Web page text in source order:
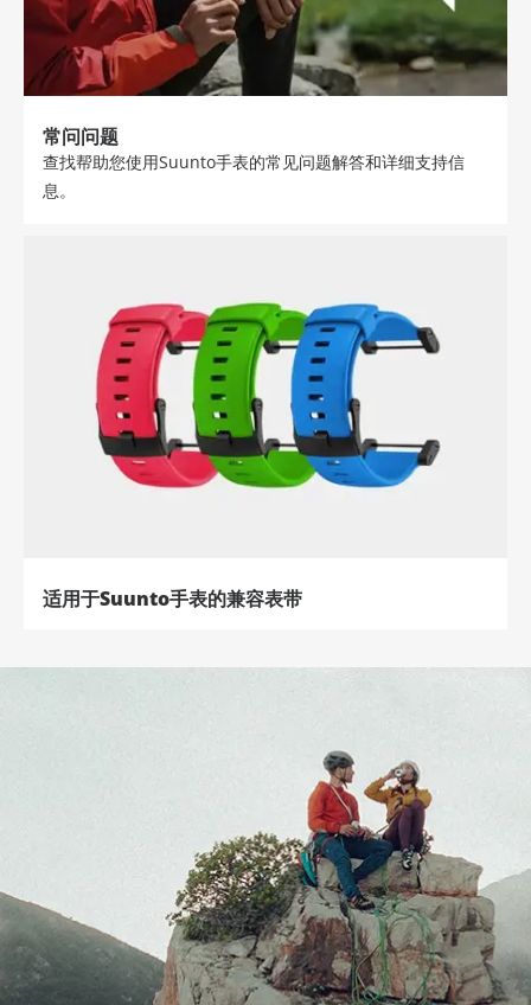
常问问题
查找帮助您使用Suunto手表的常见问题解答和详细支持信
息。
适用于Suunto手表的兼容表带